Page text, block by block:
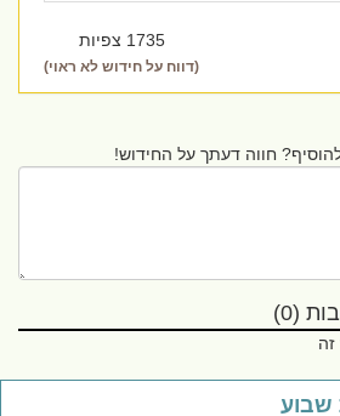
1735 צפיות
(דווח על חידוש לא ראוי)
חווה דעתך על החידוש!
(0)